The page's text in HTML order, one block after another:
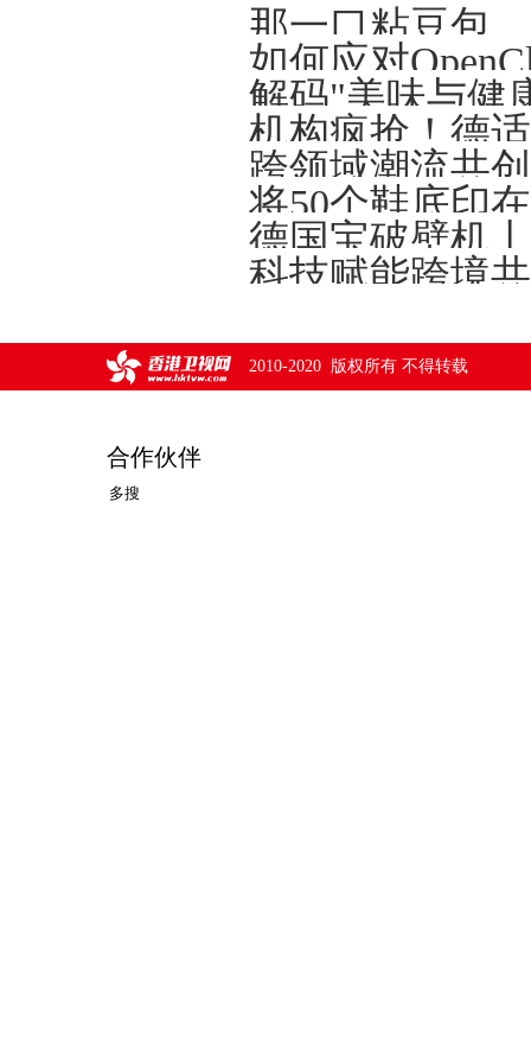
解码"美味与健
将50个鞋底印
德国宝破壁机
2010-2020 版权所有 不得转载
合作伙伴
多搜